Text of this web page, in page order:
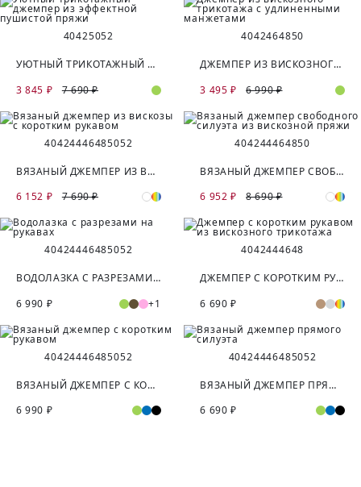
40425052
УЮТНЫЙ ТРИКОТАЖНЫЙ ДЖЕМПЕР ИЗ ЭФФЕКТНОЙ ПУШИСТОЙ ПРЯЖИ
3 845 ₽
7 690 ₽
4042464850
ДЖЕМПЕР ИЗ ВИСКОЗНОГО ТРИКОТАЖА С УДЛИНЕННЫМИ МАНЖЕТАМИ
3 495 ₽
6 990 ₽
40424446485052
ВЯЗАНЫЙ ДЖЕМПЕР ИЗ ВИСКОЗЫ С КОРОТКИМ РУКАВОМ
6 152 ₽
7 690 ₽
404244464850
ВЯЗАНЫЙ ДЖЕМПЕР СВОБОДНОГО СИЛУЭТА ИЗ ВИСКОЗНОЙ ПРЯЖИ
6 952 ₽
8 690 ₽
40424446485052
ВОДОЛАЗКА С РАЗРЕЗАМИ НА РУКАВАХ
6 990 ₽
+1
4042444648
ДЖЕМПЕР С КОРОТКИМ РУКАВОМ ИЗ ВИСКОЗНОГО ТРИКОТАЖА
6 690 ₽
40424446485052
ВЯЗАНЫЙ ДЖЕМПЕР С КОРОТКИМ РУКАВОМ
6 990 ₽
40424446485052
ВЯЗАНЫЙ ДЖЕМПЕР ПРЯМОГО СИЛУЭТА
6 690 ₽